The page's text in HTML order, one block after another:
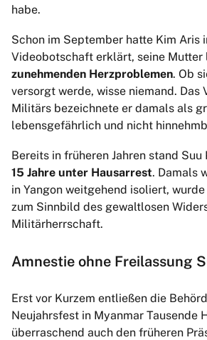
habe.
Schon im September hatte Kim Aris
Videobotschaft erklärt, seine Mutter
zunehmenden Herzproblemen. Ob
versorgt werde, wisse niemand. Das
Militärs bezeichnete er damals als
lebensgefährlich und nicht
Bereits in früheren Jahren stand
15 Jahre unter Hausarrest. Damals
in Yangon weitgehend isoliert,
zum Sinnbild des gewaltlosen
Militärherrschaft.
Amnestie ohne Freilassung
Erst vor Kurzem entließen die
Neujahrsfest in Myanmar Tausende
überraschend auch den früheren